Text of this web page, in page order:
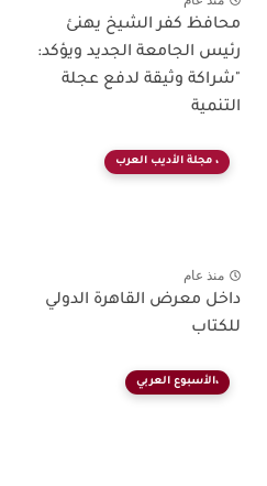
محافظ كفر الشيخ يهنئ
رئيس الجامعة الجديد ويؤكد:
"شراكة وثيقة لدفع عجلة
التنمية
، مجلة الأديب العرب
منذ عام
داخل معرض القاهرة الدولي
للكتاب
،الأسبوع العربي